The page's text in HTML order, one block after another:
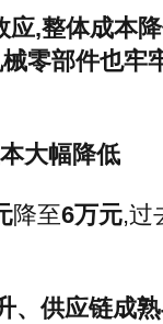
,整体成本
零部件也牢
大幅降低
降至6万元,过
、供应链成